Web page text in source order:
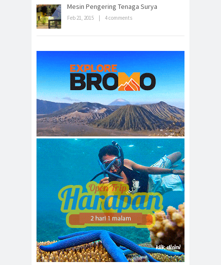
Mesin Pengering Tenaga Surya
Feb 21, 2015 4 comments